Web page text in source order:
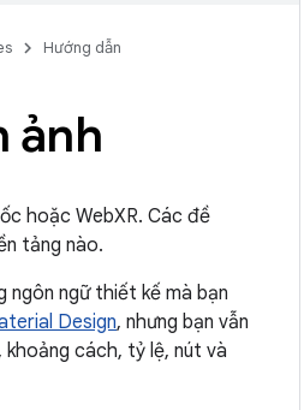
Hướng dẫn
ảnh
hoặc WebXR. Các đề
tảng nào.
ngôn ngữ thiết kế mà bạn
Design, nhưng bạn vẫn
cách, tỷ lệ, nút và